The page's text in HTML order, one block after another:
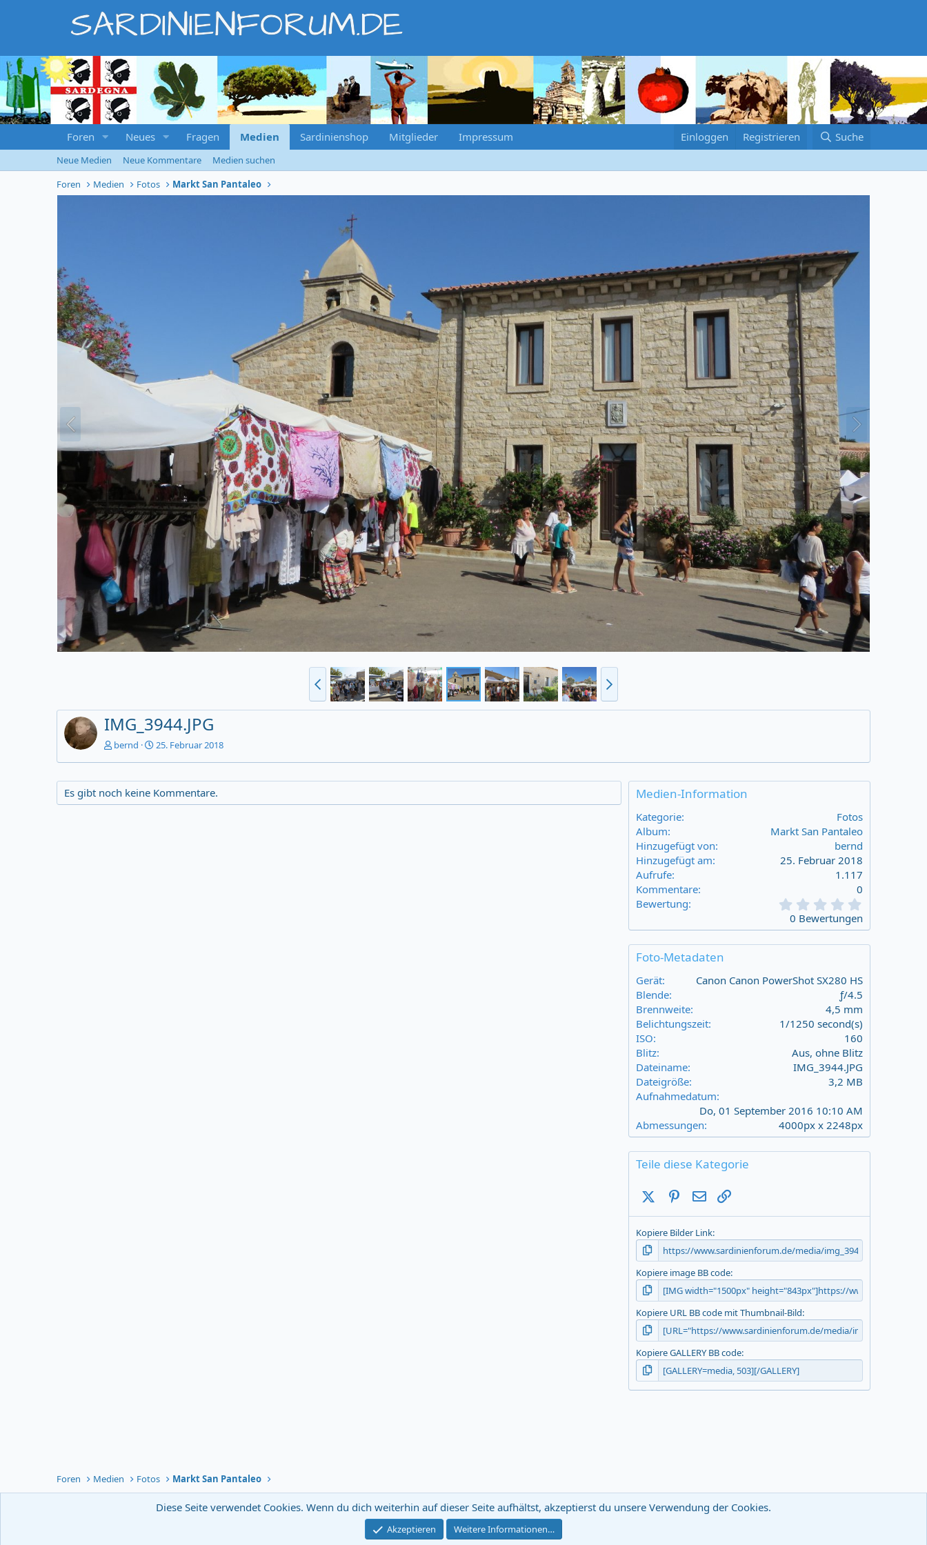
SARDINIENFORUM.DE
Foren Neues Fragen Medien Sardinienshop Mitglieder Impressum Einloggen Registrieren Suche
Neue Medien Neue Kommentare
Medien suchen
Foren
Medien Fotos Markt San Pantaleo
IMG_3944.JPG
bernd 25. Februar 2018
Es gibt noch keine Kommentare. Medien-Information
Kategorie
Fotos
Album
Markt San Pantaleo
Hinzugefügt von
bernd
Hinzugefügt am
25. Februar 2018
Aufrufe
1.117
Kommentare
0
Bewertung
0
0
a
0 Bewertungen
Foto-Metadaten
Gerät
Canon Canon PowerShot SX280 HS
Blende
ƒ/4.5
Brennweite
4,5 mm
Belichtungszeit
1/1250 second(s)
ISO
160
Blitz
Aus, ohne Blitz
Dateiname
IMG_3944.JPG
Dateigröße
3,2 MB
Aufnahmedatum
Do, 01 September 2016 10:10 AM
Abmessungen
4000px x 2248px
Teile diese Kategorie
X (Twitter)Pinterest
E-Mail
Kopiere Bilder Link
Kopiere image BB code
Kopiere URL BB code mit Thumbnail-Bild
Kopiere GALLERY BB code
Foren Medien Fotos Markt San Pantaleo
E-Mail Newsletter Nutzungsbedingungen Datenschutz
Community platform by XenForo® © 2010-2024 XenForo Ltd.
Diese Seite verwendet Cookies. Wenn du dich weiterhin auf dieser Seite aufhältst, akzeptierst du unsere Verwendung der Cookies.
Akzeptieren Weitere Informationen…